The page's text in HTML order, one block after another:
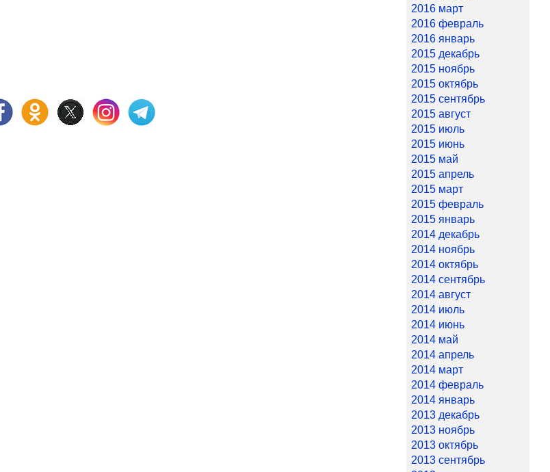
2016 март
2016 февраль
2016 январь
2015 декабрь
2015 ноябрь
2015 октябрь
2015 сентябрь
2015 август
2015 июль
2015 июнь
2015 май
2015 апрель
2015 март
2015 февраль
2015 январь
2014 декабрь
2014 ноябрь
2014 октябрь
2014 сентябрь
2014 август
2014 июль
2014 июнь
2014 май
2014 апрель
2014 март
2014 февраль
2014 январь
2013 декабрь
2013 ноябрь
2013 октябрь
2013 сентябрь